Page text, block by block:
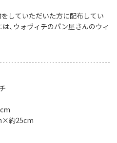
していただいた方に配布してい
、 ウォヴィチのパン屋さんのウィ
約25cm